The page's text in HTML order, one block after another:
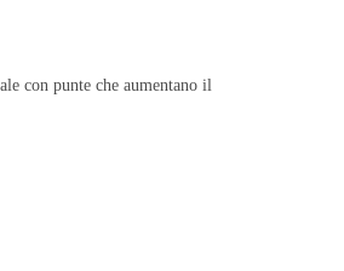
con punte che aumentano il